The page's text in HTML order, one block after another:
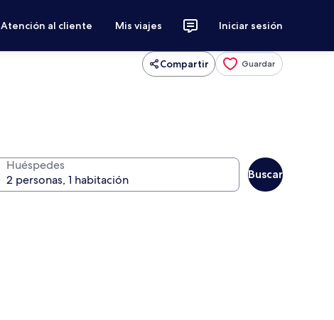
Atención al cliente Mis viajes Iniciar sesión
Compartir Guardar
Huéspedes
Buscar